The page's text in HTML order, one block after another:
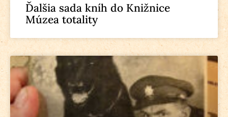
Ďalšia sada kníh do Knižnice
Múzea totality